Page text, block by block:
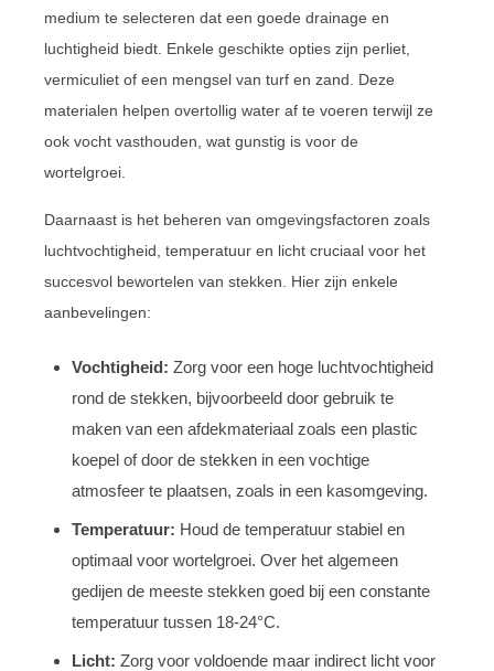
medium te selecteren dat een goede drainage en
luchtigheid biedt. Enkele geschikte opties zijn perliet,
vermiculiet of een mengsel van turf en zand. Deze
materialen helpen overtollig water af te voeren terwijl ze
ook vocht vasthouden, wat gunstig is voor de
wortelgroei.
Daarnaast is het beheren van omgevingsfactoren zoals
luchtvochtigheid, temperatuur en licht cruciaal voor het
succesvol bewortelen van stekken. Hier zijn enkele
aanbevelingen:
Vochtigheid: Zorg voor een hoge luchtvochtigheid
rond de stekken, bijvoorbeeld door gebruik te
maken van een afdekmateriaal zoals een plastic
koepel of door de stekken in een vochtige
atmosfeer te plaatsen, zoals in een kasomgeving.
Temperatuur: Houd de temperatuur stabiel en
optimaal voor wortelgroei. Over het algemeen
gedijen de meeste stekken goed bij een constante
temperatuur tussen 18-24°C.
Licht: Zorg voor voldoende maar indirect licht voor